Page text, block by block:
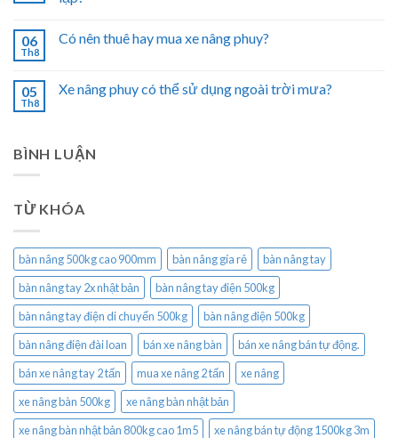
06
Th8
Có nên thuê hay mua xe nâng phuy?
05
Th8
Xe nâng phuy có thể sử dụng ngoài trời mưa?
BÌNH LUẬN
TỪ KHÓA
bàn nâng 500kg cao 900mm bàn nâng gía rẻ
bàn nâng tay
bàn nâng tay 2x nhật bản
bàn nâng tay điện 500kg
bàn nâng tay điện di chuyển 500kg
bàn nâng điện 500kg
bàn nâng điện đài loan
bán xe nâng bàn
bán xe nâng bán tự động.
bán xe nâng tay 2 tấn
mua xe nâng 2 tấn
xe nâng
xe nâng bàn 500kg
xe nâng bàn nhật bản
xe nâng bàn nhật bản 800kg cao 1m5
xe nâng bán tự động 1500kg 3m